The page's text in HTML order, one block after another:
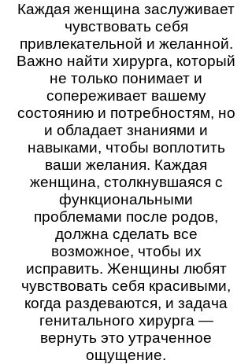
Каждая женщина заслуживает
чувствовать себя
привлекательной и желанной.
Важно найти хирурга, который
не только понимает и
сопереживает вашему
состоянию и потребностям, но
и обладает знаниями и
навыками, чтобы воплотить
ваши желания. Каждая
женщина, столкнувшаяся с
функциональными
проблемами после родов,
должна сделать все
возможное, чтобы их
исправить. Женщины любят
чувствовать себя красивыми,
когда раздеваются, и задача
генитального хирурга —
вернуть это утраченное
ощущение.